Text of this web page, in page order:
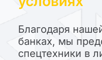
Благодаря
банках, мы
спецтехники в